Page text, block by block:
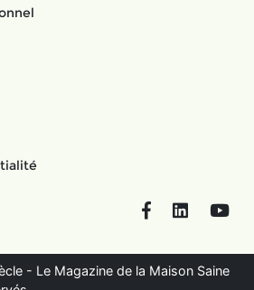
FacebookLinkedIn
- Le Magazine de la Maison Saine